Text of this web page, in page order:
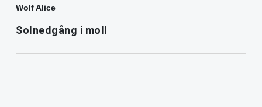
Wolf Alice
Solnedgång i moll